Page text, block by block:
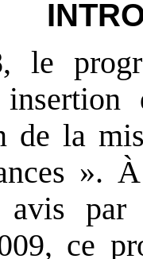
le
de la
».
avis
ce